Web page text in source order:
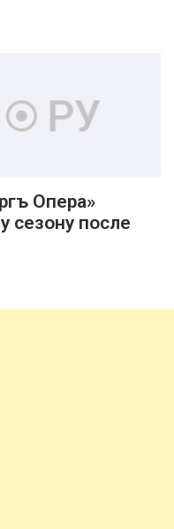
Опера»
сезону после